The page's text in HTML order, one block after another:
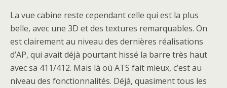
La vue cabine reste cependant celle qui est la plus
belle, avec une 3D et des textures remarquables. On
est clairement au niveau des dernières réalisations
d’AP, qui avait déjà pourtant hissé la barre très haut
avec sa 411/412. Mais là où ATS fait mieux, c’est au
niveau des fonctionnalités. Déjà, quasiment tous les